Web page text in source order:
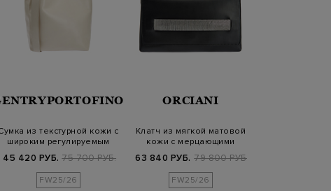
из текстурной кожи с
широким регулируемым
45 420 РУБ. 75 700 РУБ.
FW25/26
ORCIANI
Клатч из мягкой матовой
кожи с мерцающими
63 840 РУБ. 79 800 РУБ.
FW25/26